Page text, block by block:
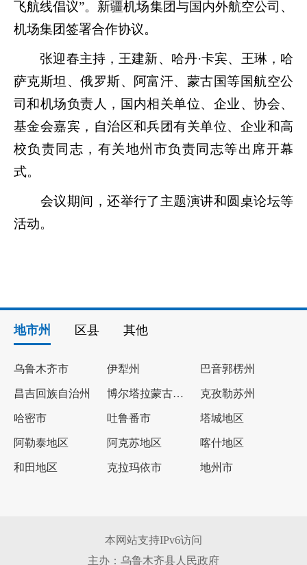
飞航线倡议”。新疆机场集团与国内外航空公司、
机场集团签署合作协议。
张迎春主持，王建新、哈丹·卡宾、王琳，哈
萨克斯坦、俄罗斯、阿富汗、蒙古国等国航空公
司和机场负责人，国内相关单位、企业、协会、
基金会嘉宾，自治区和兵团有关单位、企业和高
校负责同志，有关地州市负责同志等出席开幕
式。
会议期间，还举行了主题演讲和圆桌论坛等
活动。
地市州 区县 其他
乌鲁木齐市 伊犁州 巴音郭楞州
昌吉回族自治州 博尔塔拉蒙古自治州 克孜勒苏州
哈密市 吐鲁番市 塔城地区
阿勒泰地区 阿克苏地区 喀什地区
和田地区 克拉玛依市 地州市
本网站支持IPv6访问
主办：乌鲁木齐县人民政府